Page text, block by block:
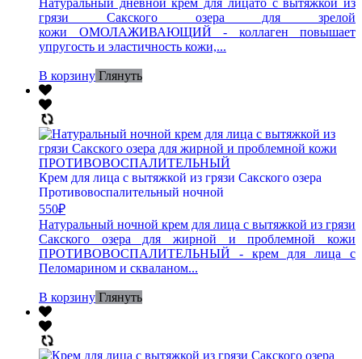
Натуральный дневной крем для лицато с вытяжкой из
грязи Сакского озера для зрелой
кожи ОМОЛАЖИВАЮЩИЙ - коллаген повышает
упругость и эластичность кожи,...
В корзину Глянуть
Крем для лица с вытяжкой из грязи Сакского озера
Противовоспалительный ночной
550₽
Натуральный ночной крем для лица с вытяжкой из грязи
Сакского озера для жирной и проблемной кожи
ПРОТИВОВОСПАЛИТЕЛЬНЫЙ - крем для лица с
Пеломарином и скваланом...
В корзину Глянуть